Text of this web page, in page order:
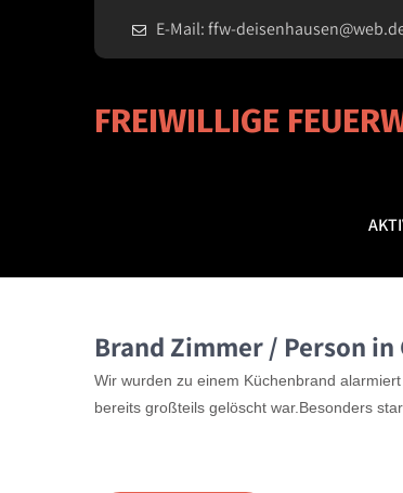
E-Mail: ffw-
FREIWILLIGE
Brand Zimmer / Person in
Wir wurden zu einem Küchenbrand
bereits großteils gelöscht war.Besonders